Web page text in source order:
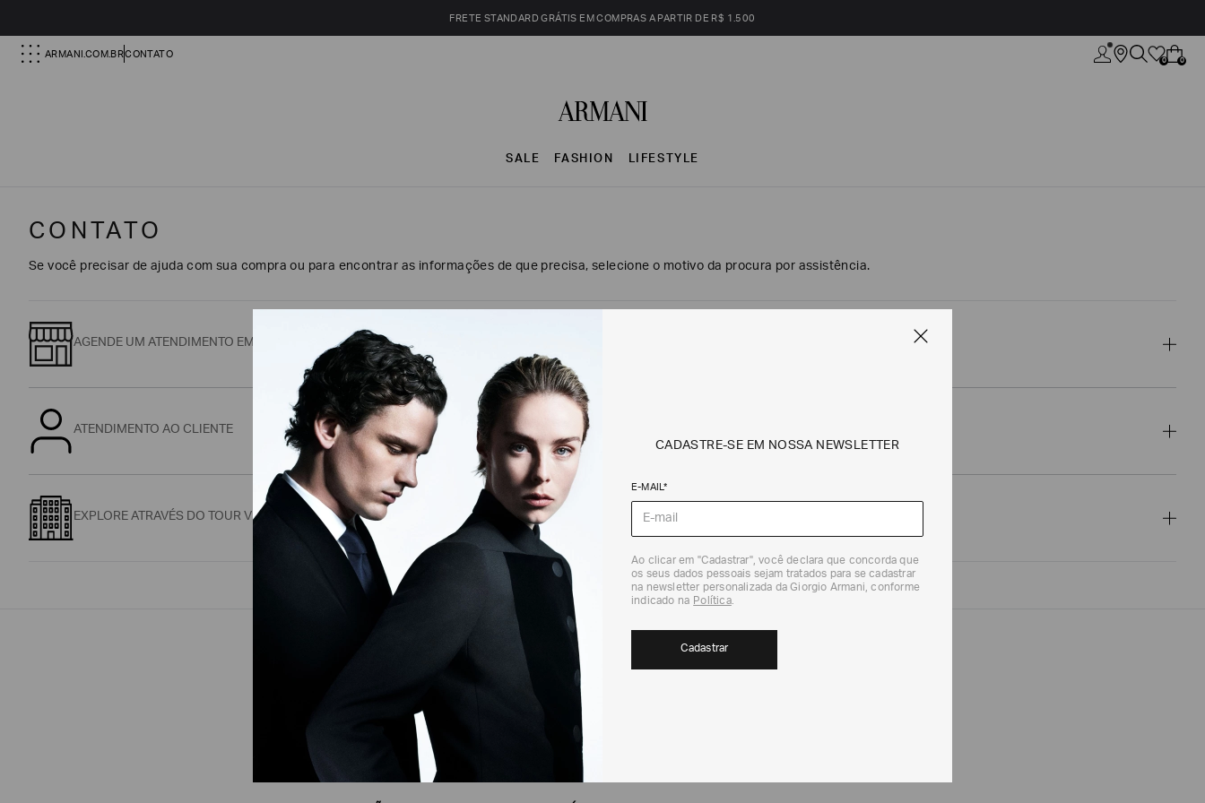
FRETE STANDARD GRÁTIS EM COMPRAS A PARTIR DE R$ 1.500
ARMANI.COM.BRCONTATO
0 0
SALE FASHION LIFESTYLE
CONTATO
Se você precisar de ajuda com sua compra ou para encontrar as informações de que precisa, selecione o motivo da procura por assistência.
AGENDE UM ATENDIMENTO EM NOSSA BOUTIQUE
ATENDIMENTO AO CLIENTE
EXPLORE ATRAVÉS DO TOUR VIRTUAL
CADASTRE-SE EM NOSSA NEWSLETTER
CADASTRE-SE EM NOSSA NEWSLETTER
E-MAIL*
Ao clicar em "Cadastrar", você declara que concorda que
os seus dados pessoais sejam tratados para se cadastrar
na newsletter personalizada da Giorgio Armani, conforme
indicado na Política.
Cadastrar